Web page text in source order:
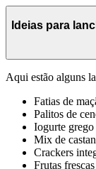
Ideias para
Aqui estão alguns
Fatias de
Palitos de
Iogurte
Mix de
Crackers
Frutas